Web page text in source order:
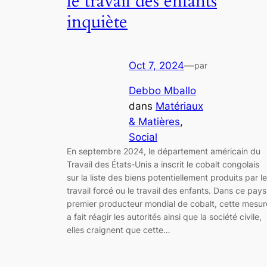
inquiète
Oct 7, 2024—par
Debbo Mballo
dans Matériaux
& Matières
Social
En septembre 2024, le département américain du
Travail des États-Unis a inscrit le cobalt congolais
sur la liste des biens potentiellement produits par le
travail forcé ou le travail des enfants. Dans ce
premier producteur mondial de cobalt, cette
a fait réagir les autorités ainsi que la société civile,
elles craignent que cette…